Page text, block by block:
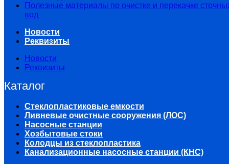
Полезные материалы по очистке и перекачке
вод
Новости
Реквизиты
Новости
Реквизиты
Каталог
Стеклопластиковые емкости
Ливневые очистные сооружения (ЛОС)
Насосные станции
Хозбытовые стоки
Колодцы из стеклопластика
Канализационные насосные станции (КНС)